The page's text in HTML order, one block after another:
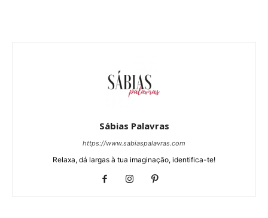
Sábias Palavras
https://www.sabiaspalavras.com
Relaxa, dá largas à tua imaginação, identifica-te!